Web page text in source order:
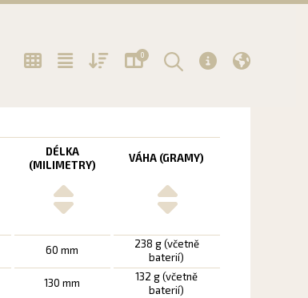
0
DÉLKA
(MILIMETRY)
VÁHA (GRAMY)
60 mm
238 g (včetně
baterií)
130 mm
132 g (včetně
baterií)